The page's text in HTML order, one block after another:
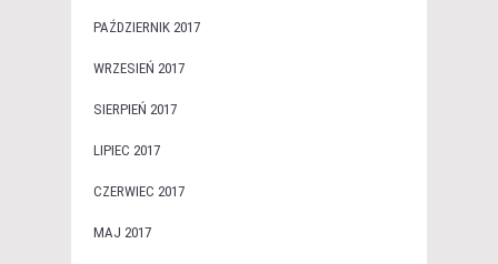
PAŹDZIERNIK 2017
WRZESIEŃ 2017
SIERPIEŃ 2017
LIPIEC 2017
CZERWIEC 2017
MAJ 2017